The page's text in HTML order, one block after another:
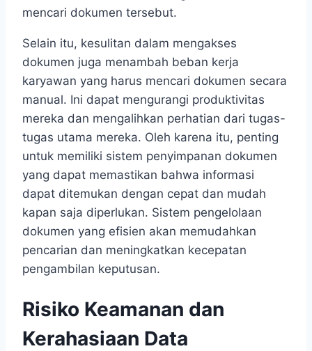
mencari dokumen tersebut.
Selain itu, kesulitan dalam mengakses
dokumen juga menambah beban kerja
karyawan yang harus mencari dokumen secara
manual. Ini dapat mengurangi produktivitas
mereka dan mengalihkan perhatian dari tugas-
tugas utama mereka. Oleh karena itu, penting
untuk memiliki sistem penyimpanan dokumen
yang dapat memastikan bahwa informasi
dapat ditemukan dengan cepat dan mudah
kapan saja diperlukan. Sistem pengelolaan
dokumen yang efisien akan memudahkan
pencarian dan meningkatkan kecepatan
pengambilan keputusan.
Risiko Keamanan dan
Kerahasiaan Data